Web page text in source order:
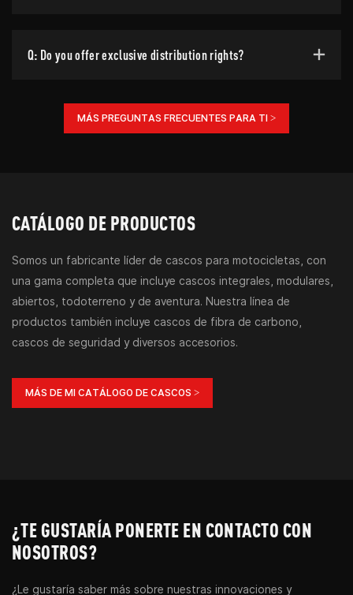
Q: Do you offer exclusive distribution rights?
MÁS PREGUNTAS FRECUENTES PARA TI >
CATÁLOGO DE PRODUCTOS
Somos un fabricante líder de cascos para motocicletas, con
una gama completa que incluye cascos integrales, modulares,
abiertos, todoterreno y de aventura. Nuestra línea de
productos también incluye cascos de fibra de carbono,
cascos de seguridad y diversos accesorios.
MÁS DE MI CATÁLOGO DE CASCOS >
¿TE GUSTARÍA PONERTE EN CONTACTO CON
NOSOTROS?
¿Le gustaría saber más sobre nuestras innovaciones y